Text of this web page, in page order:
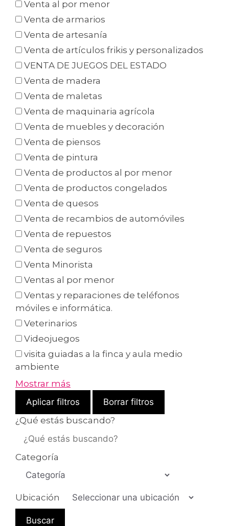
Venta al por menor
Venta de armarios
Venta de artesanía
Venta de artículos frikis y personalizados
VENTA DE JUEGOS DEL ESTADO
Venta de madera
Venta de maletas
Venta de maquinaria agrícola
Venta de muebles y decoración
Venta de piensos
Venta de pintura
Venta de productos al por menor
Venta de productos congelados
Venta de quesos
Venta de recambios de automóviles
Venta de repuestos
Venta de seguros
Venta Minorista
Ventas al por menor
Ventas y reparaciones de teléfonos
móviles e informática.
Veterinarios
Videojuegos
visita guiadas a la finca y aula medio
ambiente
Mostrar más
Aplicar filtros
Borrar filtros
¿Qué estás buscando?
Categoría
Ubicación
Buscar